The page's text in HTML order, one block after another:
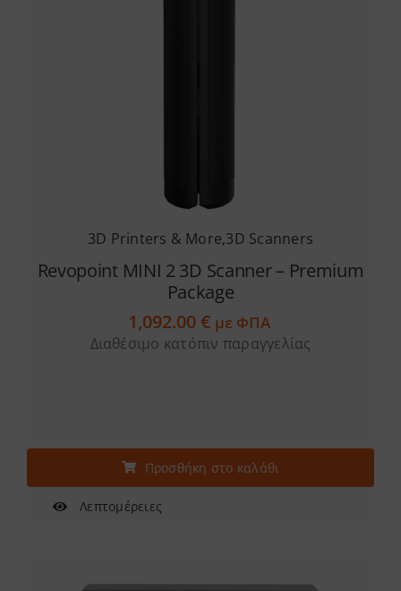
3D Printers & More,3D Scanners
Revopoint MINI 2 3D Scanner – Premium
Package
1,092.00€ με ΦΠΑ
Διαθέσιμο κατόπιν παραγγελίας
Προσθήκη στο καλάθι
Λεπτομέρειες